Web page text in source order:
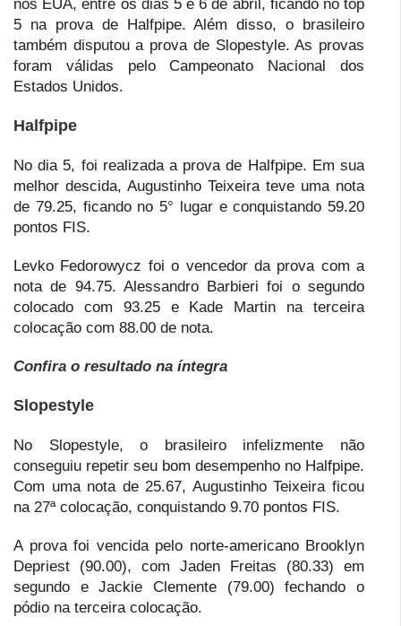
nos EUA, entre os dias 5 e 6 de abril, ficando no top
5 na prova de Halfpipe. Além disso, o brasileiro
também disputou a prova de Slopestyle. As provas
foram válidas pelo Campeonato Nacional dos
Estados Unidos.
Halfpipe
No dia 5, foi realizada a prova de Halfpipe. Em sua
melhor descida, Augustinho Teixeira teve uma nota
de 79.25, ficando no 5° lugar e conquistando 59.20
pontos FIS.
Levko Fedorowycz foi o vencedor da prova com a
nota de 94.75. Alessandro Barbieri foi o segundo
colocado com 93.25 e Kade Martin na terceira
colocação com 88.00 de nota.
Confira o resultado na íntegra
Slopestyle
No Slopestyle, o brasileiro infelizmente não
conseguiu repetir seu bom desempenho no Halfpipe.
Com uma nota de 25.67, Augustinho Teixeira ficou
na 27ª colocação, conquistando 9.70 pontos FIS.
A prova foi vencida pelo norte-americano Brooklyn
Depriest (90.00), com Jaden Freitas (80.33) em
segundo e Jackie Clemente (79.00) fechando o
pódio na terceira colocação.